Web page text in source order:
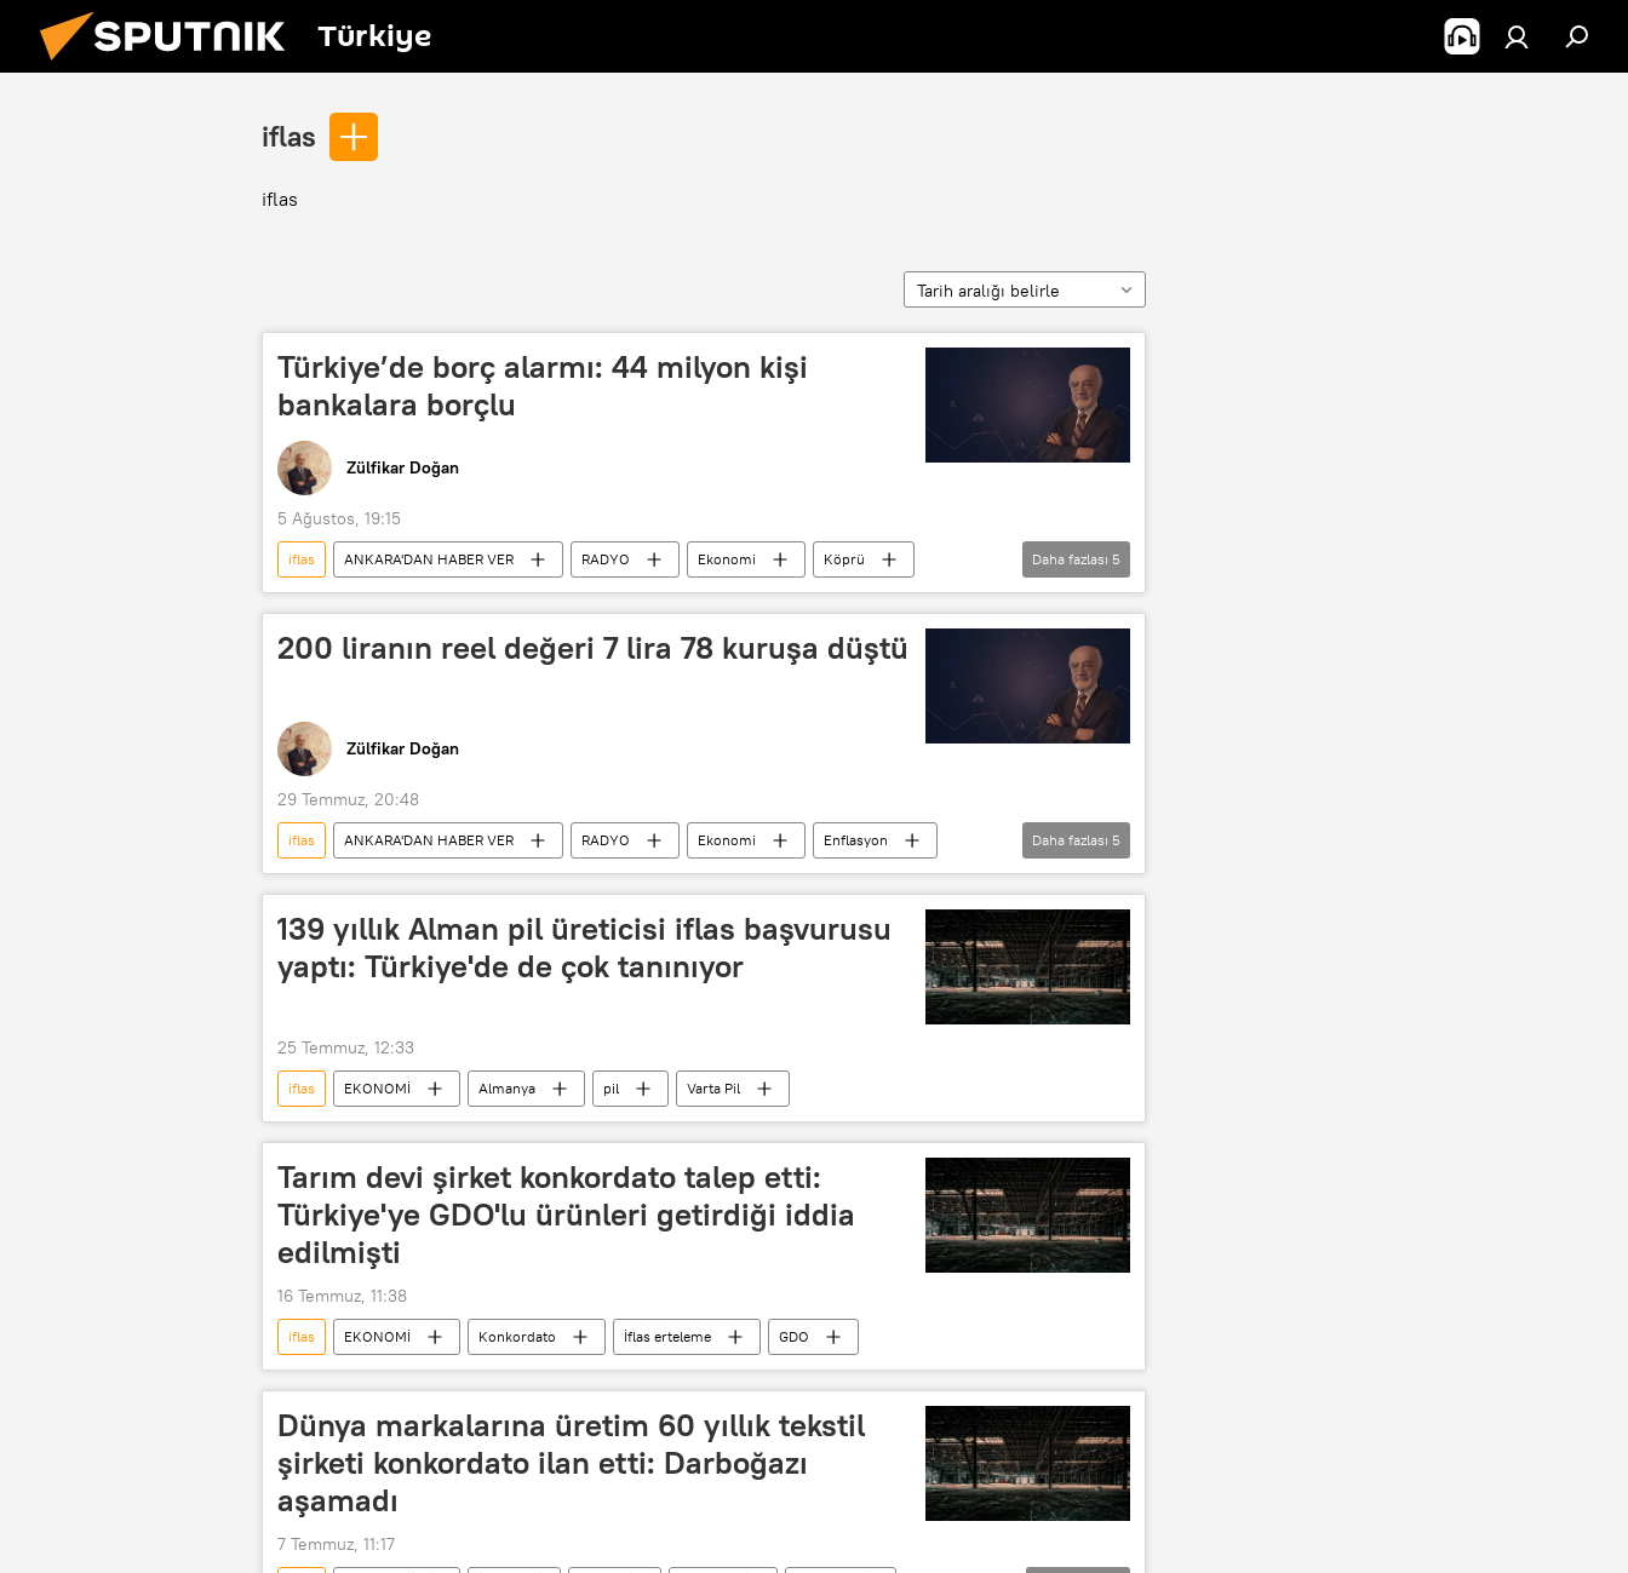
Türkiye
iflas
iflas
Tarih aralığı belirle
Türkiye’de borç alarmı: 44 milyon kişi
bankalara borçlu
Zülfikar Doğan
5 Ağustos, 19:15
iflas ANKARA'DAN HABER VER RADYO Ekonomi
Köprü
Otoyol
Borç Banka Kredi icra Konkordato
Daha fazlası 5
200 liranın reel değeri 7 lira 78 kuruşa düştü
Zülfikar Doğan
29 Temmuz, 20:48
iflas ANKARA'DAN HABER VER RADYO Ekonomi
Enflasyon
Konkordato
Kredi Faiz Merkez Bankası ATM
Daha fazlası 5
139 yıllık Alman pil üreticisi iflas başvurusu
yaptı: Türkiye'de de çok tanınıyor
25 Temmuz, 12:33
iflas EKONOMİ Almanya pil Varta Pil
Tarım devi şirket konkordato talep etti:
Türkiye'ye GDO'lu ürünleri getirdiği iddia
edilmişti
16 Temmuz, 11:38
iflas EKONOMİ Konkordato İflas erteleme GDO
Dünya markalarına üretim 60 yıllık tekstil
şirketi konkordato ilan etti: Darboğazı
aşamadı
7 Temmuz, 11:17